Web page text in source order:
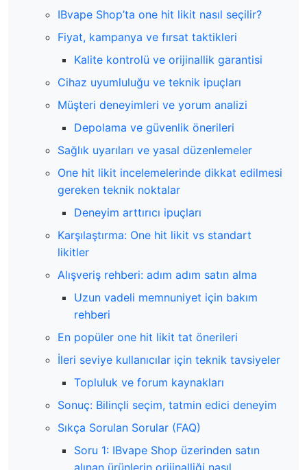
IBvape Shop’ta one hit likit nasıl seçilir?
Fiyat, kampanya ve fırsat taktikleri
Kalite kontrolü ve orijinallik garantisi
Cihaz uyumluluğu ve teknik ipuçları
Müşteri deneyimleri ve yorum analizi
Depolama ve güvenlik önerileri
Sağlık uyarıları ve yasal düzenlemeler
One hit likit incelemelerinde dikkat edilmesi
gereken teknik noktalar
Deneyim arttırıcı ipuçları
Karşılaştırma: One hit likit vs standart
likitler
Alışveriş rehberi: adım adım satın alma
Uzun vadeli memnuniyet için bakım
rehberi
En popüler one hit likit tat önerileri
İleri seviye kullanıcılar için teknik tavsiyeler
Topluluk ve forum kaynakları
Sonuç: Bilinçli seçim, tatmin edici deneyim
Sıkça Sorulan Sorular (FAQ)
Soru 1: IBvape Shop üzerinden satın